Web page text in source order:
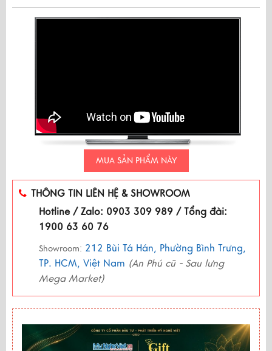
MUA SẢN PHẨM NÀY
THÔNG TIN LIÊN HỆ & SHOWROOM
Hotline / Zalo: 0903 309 989 / Tổng đài:
1900 63 60 76
Showroom: 212 Bùi Tá Hán, Phường Bình Trưng,
TP. HCM, Việt Nam (An Phú cũ - Sau lưng
Mega Market)